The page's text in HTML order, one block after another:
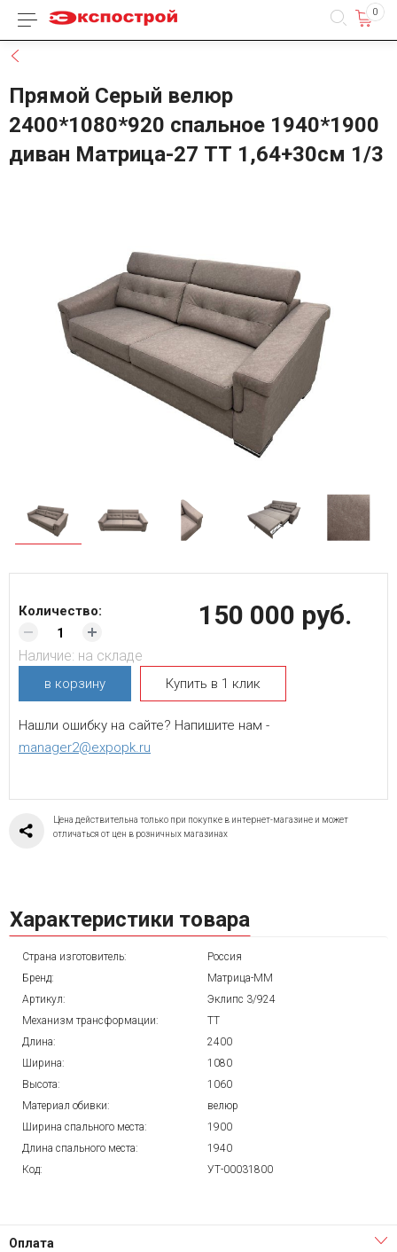
Каталог товаров 0
Прямой Серый велюр
2400*1080*920 спальное 1940*1900
диван Матрица-27 ТТ 1,64+30см 1/3
150 000 руб.
Количество:
Наличие: на складе
в корзину Купить в 1 клик
Нашли ошибку на сайте? Напишите нам -
manager2@expopk.ru
Цена действительна только при покупке в интернет-магазине и может
отличаться от цен в розничных магазинах
Характеристики товара
Страна изготовитель:
Россия
Бренд:
Матрица-ММ
Артикул:
Эклипс 3/924
Механизм трансформации:
ТТ
Длина:
2400
Ширина:
1080
Высота:
1060
Материал обивки:
велюр
Ширина спального места:
1900
Длина спального места:
1940
Код:
УТ-00031800
Оплата